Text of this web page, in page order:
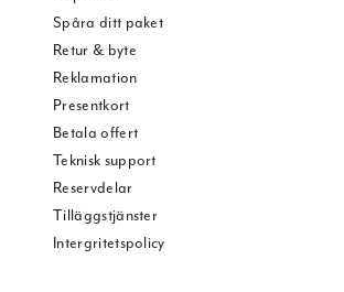
Spåra ditt paket
Retur & byte
Reklamation
Presentkort
Betala offert
Teknisk support
Reservdelar
Tilläggstjänster
Intergritetspolicy